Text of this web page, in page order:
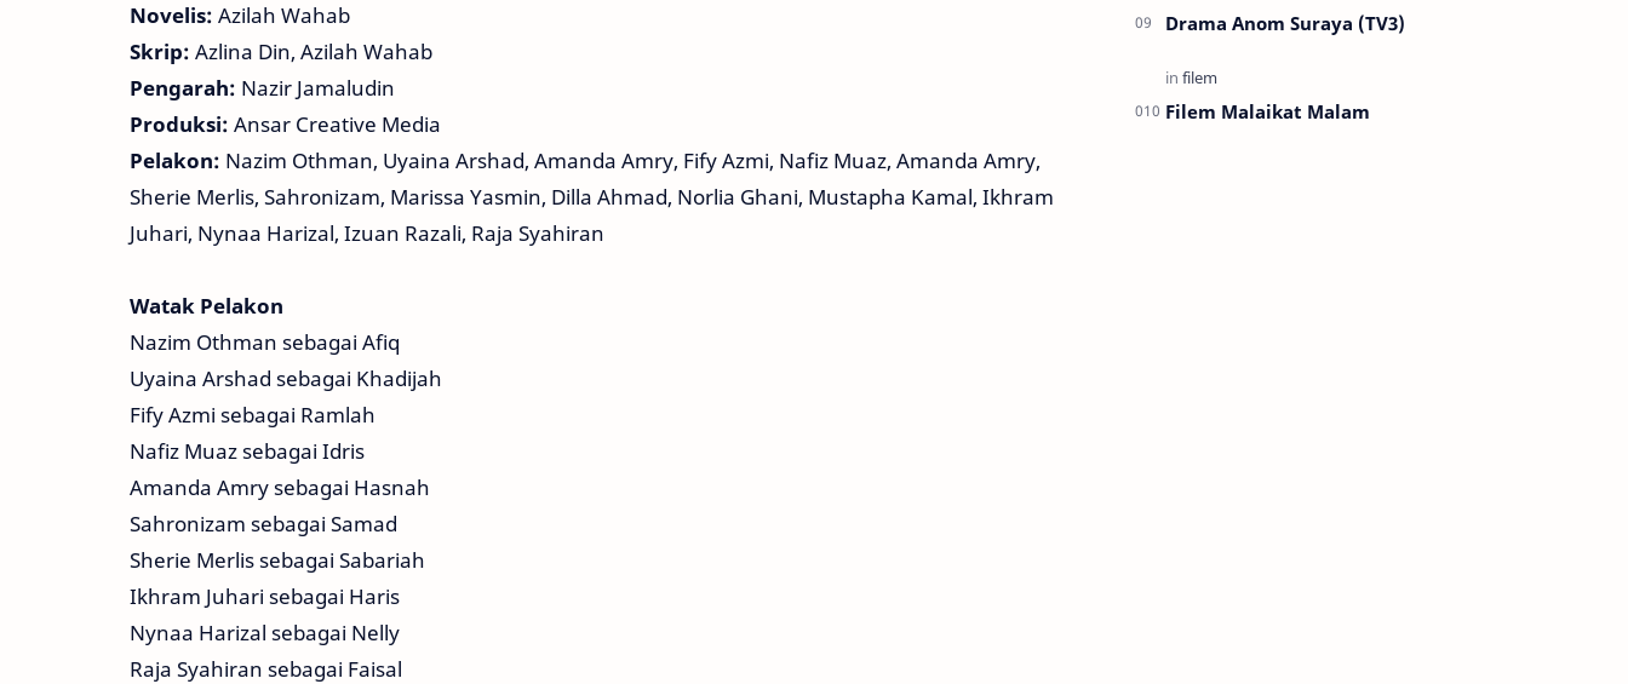
Novelis: Azilah Wahab
Skrip: Azlina Din, Azilah Wahab
Pengarah: Nazir Jamaludin
Produksi: Ansar Creative Media
Pelakon: Nazim Othman, Uyaina Arshad, Amanda Amry, Fify Azmi, Nafiz Muaz, Amanda Amry,
Sherie Merlis, Sahronizam, Marissa Yasmin, Dilla Ahmad, Norlia Ghani, Mustapha Kamal, Ikhram
Juhari, Nynaa Harizal, Izuan Razali, Raja Syahiran
Watak Pelakon
Nazim Othman sebagai Afiq
Uyaina Arshad sebagai Khadijah
Fify Azmi sebagai Ramlah
Nafiz Muaz sebagai Idris
Amanda Amry sebagai Hasnah
Sahronizam sebagai Samad
Sherie Merlis sebagai Sabariah
Ikhram Juhari sebagai Haris
Nynaa Harizal sebagai Nelly
Raja Syahiran sebagai Faisal
Drama Anom Suraya (TV3)
Filem Malaikat Malam